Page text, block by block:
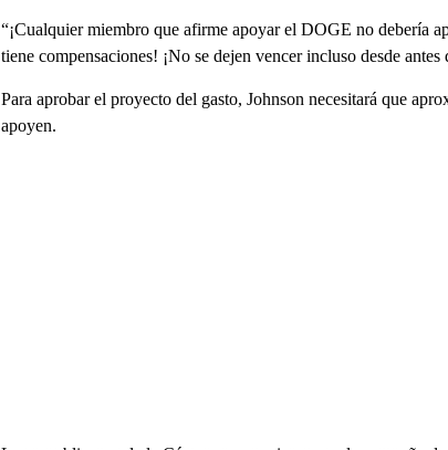
“¡Cualquier miembro que afirme apoyar el DOGE no debería
tiene compensaciones! ¡No se dejen vencer incluso desde
Para aprobar el proyecto del gasto, Johnson necesitará que
apoyen.